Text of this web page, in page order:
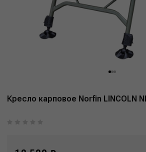
Кресло карповое Norfin LINCOLN